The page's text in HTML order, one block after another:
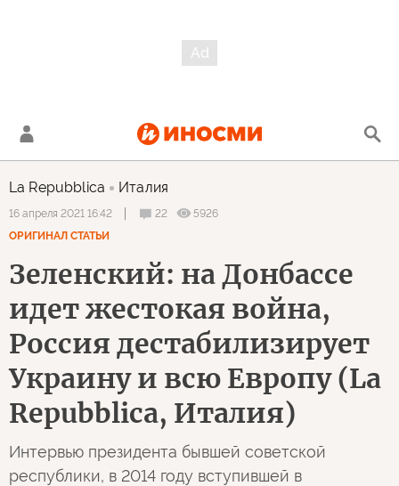
La Repubblica Италия
16 апреля 2021 16:42 22
5926
ОРИГИНАЛ СТАТЬИ
Зеленский: на Донбассе
идет жестокая война,
Россия дестабилизирует
Украину и всю Европу (La
Repubblica, Италия)
Интервью президента бывшей советской
республики, в 2014 году вступившей в